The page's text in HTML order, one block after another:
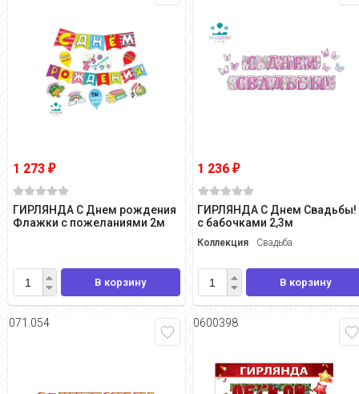
1 273 ₽
ГИРЛЯНДА С Днем рождения
Флажки с пожеланиями 2м
В корзину
1 236₽
ГИРЛЯНДА С Днем Свадьбы!
с бабочками 2,3м
Коллекция Свадьба
В корзину
071.054 0600398